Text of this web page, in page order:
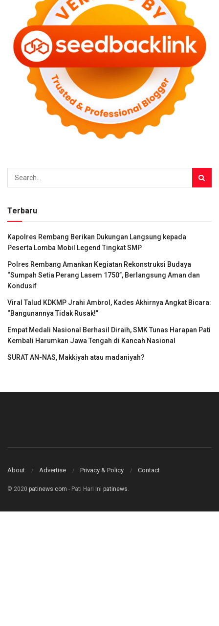
Terbaru
Kapolres Rembang Berikan Dukungan Langsung kepada
Peserta Lomba Mobil Legend Tingkat SMP
Polres Rembang Amankan Kegiatan Rekonstruksi Budaya
“Sumpah Setia Perang Lasem 1750”, Berlangsung Aman dan
Kondusif
Viral Talud KDKMP Jrahi Ambrol, Kades Akhirnya Angkat Bicara:
“Bangunannya Tidak Rusak!”
Empat Medali Nasional Berhasil Diraih, SMK Tunas Harapan Pati
Kembali Harumkan Jawa Tengah di Kancah Nasional
SURAT AN-NAS, Makkiyah atau madaniyah?
About Advertise Privacy & Policy Contact
© 2020 patinews.com - Pati Hari Ini patinews